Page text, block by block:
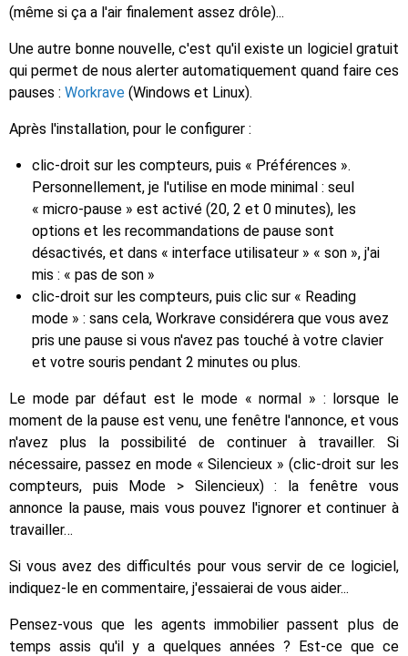
(même si ça a l'air finalement assez drôle)...
Une autre bonne nouvelle, c'est qu'il existe un logiciel gratuit
qui permet de nous alerter automatiquement quand faire ces
pauses : Workrave (Windows et Linux).
Après l'installation, pour le configurer :
clic-droit sur les compteurs, puis « Préférences ».
Personnellement, je l'utilise en mode minimal : seul
« micro-pause » est activé (20, 2 et 0 minutes), les
options et les recommandations de pause sont
désactivés, et dans « interface utilisateur » « son », j'ai
mis : « pas de son »
clic-droit sur les compteurs, puis clic sur « Reading
mode » : sans cela, Workrave considérera que vous avez
pris une pause si vous n'avez pas touché à votre clavier
et votre souris pendant 2 minutes ou plus.
Le mode par défaut est le mode « normal » : lorsque le
moment de la pause est venu, une fenêtre l'annonce, et vous
n'avez plus la possibilité de continuer à travailler. Si
nécessaire, passez en mode « Silencieux » (clic-droit sur les
compteurs, puis Mode > Silencieux) : la fenêtre vous
annonce la pause, mais vous pouvez l'ignorer et continuer à
travailler…
Si vous avez des difficultés pour vous servir de ce logiciel,
indiquez-le en commentaire, j'essaierai de vous aider...
Pensez-vous que les agents immobilier passent plus de
temps assis qu'il y a quelques années ? Est-ce que ce